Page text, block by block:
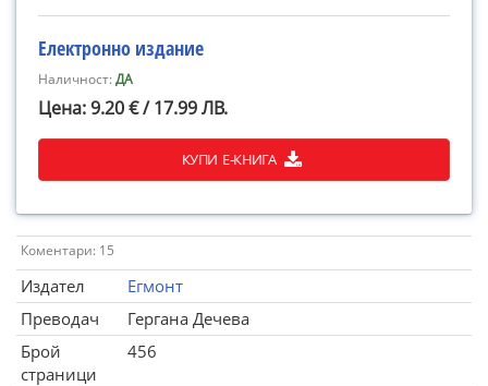
Електронно издание
Наличност:ДА
Цена: 9.20 € / 17.99 ЛВ.
КУПИ Е-КНИГА
Коментари: 15
Издател
Егмонт
Преводач
Гергана Дечева
Брой
страници
456